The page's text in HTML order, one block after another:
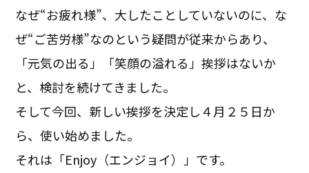
なぜ“お疲れ様”、大したことしていないのに、な
ぜ“ご苦労様”なのという疑問が従来からあり、
「元気の出る」「笑顔の溢れる」挨拶はないか
と、検討を続けてきました。
そして今回、新しい挨拶を決定し４月２５日か
ら、使い始めました。
それは「Enjoy（エンジョイ）」です。